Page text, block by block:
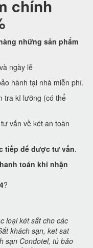
chính
những sản phẩm
ngày lễ
hành tại nhà miễn phí.
tra kĩ lưỡng (có thể
vấn về két an toàn
tiếp để được tư vấn.
toán khi nhận
?
loại két sắt cho các
khách sạn, ket sat
sạn Condotel, tủ bảo